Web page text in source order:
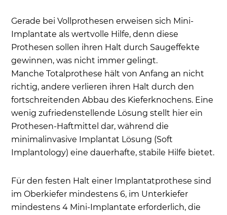
Gerade bei Vollprothesen erweisen sich Mini-
Implantate als wertvolle Hilfe, denn diese
Prothesen sollen ihren Halt durch Saugeffekte
gewinnen, was nicht immer gelingt.
Manche Totalprothese hält von Anfang an nicht
richtig, andere verlieren ihren Halt durch den
fortschreitenden Abbau des Kieferknochens. Eine
wenig zufriedenstellende Lösung stellt hier ein
Prothesen-Haftmittel dar, während die
minimalinvasive Implantat Lösung (Soft
Implantology) eine dauerhafte, stabile Hilfe bietet.
Für den festen Halt einer Implantatprothese sind
im Oberkiefer mindestens 6, im Unterkiefer
mindestens 4 Mini-Implantate erforderlich, die